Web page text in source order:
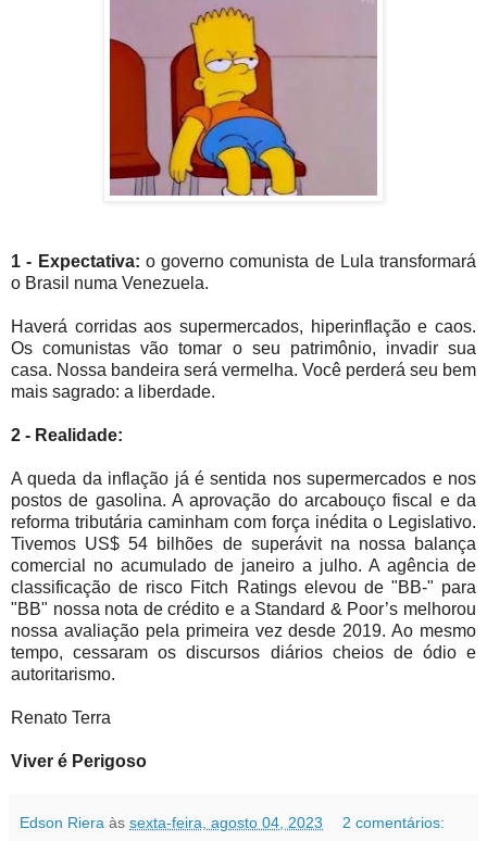
1 - Expectativa: o governo comunista de Lula transformará
o Brasil numa Venezuela.
Haverá corridas aos supermercados, hiperinflação e caos.
Os comunistas vão tomar o seu patrimônio, invadir sua
casa. Nossa bandeira será vermelha. Você perderá seu bem
mais sagrado: a liberdade.
2 - Realidade:
A queda da inflação já é sentida nos supermercados e nos
postos de gasolina. A aprovação do arcabouço fiscal e da
reforma tributária caminham com força inédita o Legislativo.
Tivemos US$ 54 bilhões de superávit na nossa balança
comercial no acumulado de janeiro a julho. A agência de
classificação de risco Fitch Ratings elevou de "BB-" para
"BB" nossa nota de crédito e a Standard & Poor’s melhorou
nossa avaliação pela primeira vez desde 2019. Ao mesmo
tempo, cessaram os discursos diários cheios de ódio e
autoritarismo.
Renato Terra
Viver é Perigoso
Edson Riera às sexta-feira, agosto 04, 2023 2 comentários: